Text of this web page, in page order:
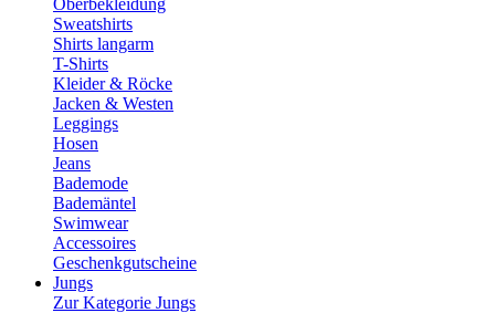
Oberbekleidung
Sweatshirts
Shirts langarm
T-Shirts
Kleider & Röcke
Jacken & Westen
Leggings
Hosen
Jeans
Bademode
Bademäntel
Swimwear
Accessoires
Geschenkgutscheine
Jungs
Zur Kategorie Jungs